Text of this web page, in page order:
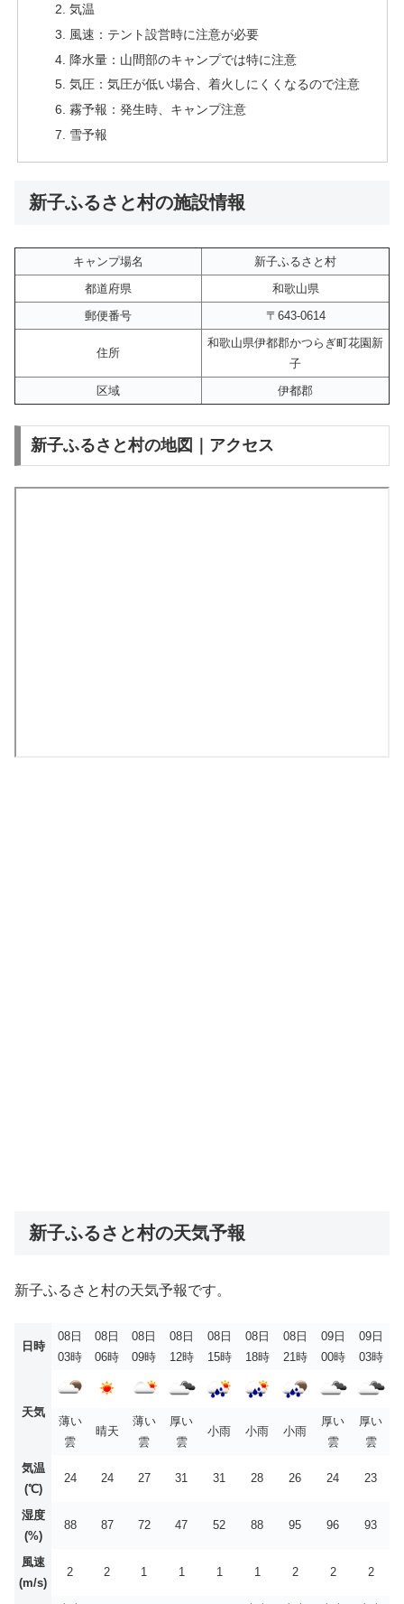
気温
風速：テント設営時に注意が必要
降水量：山間部のキャンプでは特に注意
気圧：気圧が低い場合、着火しにくくなるので注意
霧予報：発生時、キャンプ注意
雪予報
新子ふるさと村の施設情報
キャンプ場名
新子ふるさと村
都道府県
和歌山県
郵便番号
〒643-0614
住所
和歌山県伊都郡かつらぎ町花園新
子
区域
伊都郡
新子ふるさと村の地図｜アクセス
新子ふるさと村の天気予報
新子ふるさと村の天気予報です。
日時
08日
03時
08日
06時
08日
09時
08日
12時
08日
15時
08日
18時
08日
21時
09日
00時
09日
03時
天気
薄い
雲
晴天
薄い
雲
厚い
雲
小雨 小雨 小雨
厚い
雲
厚い
雲
気温
(℃)
24 24 27 31 31 28 26 24 23
湿度
(%)
88 87 72 47 52 88 95 96 93
風速
(m/s)
2 2 1 1 1 1 2 2 2